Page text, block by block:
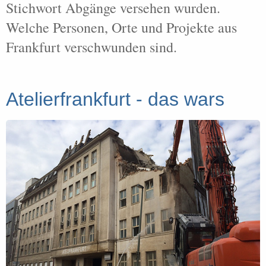
Stichwort Abgänge versehen wurden.
Welche Personen, Orte und Projekte aus
Frankfurt verschwunden sind.
Atelierfrankfurt - das wars